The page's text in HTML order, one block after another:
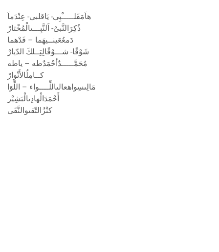
هاَمَ‏قَلـــــْبِى‏- يَاقلبى‏- عِنْدَماَ
ذُكِرَ‏النَّبىْ- اَلنَّبِـــى‏الْمُخْتارْ
دَمعُ‏عَينــي‏هَما – قَدْهما
شَوْقًا- شـــوْقًا‏لِتِــلكَ‏ الدّيارْ
مُحَمَّـــــدٌ‏‏أحْمَدٌ‏طه – ‏‏ياطه
كــامِلُ‏‏الأَنْوارْ
مَالِى‏سِواه‏عالى‏اللِّــــواء – اللِّوَا
أَحْمَدَ‏الْهادِى‏الْبَشِيْر
كنْزُ‏التّقى‏والنَّقَى